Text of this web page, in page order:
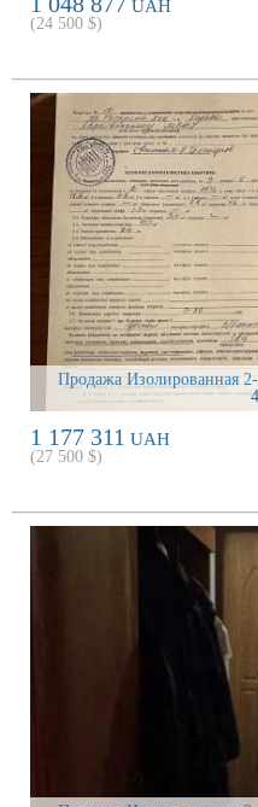
UAH
(24 500 $)
Продажа Изолированная
1 177 311 UAH
(27 500 $)